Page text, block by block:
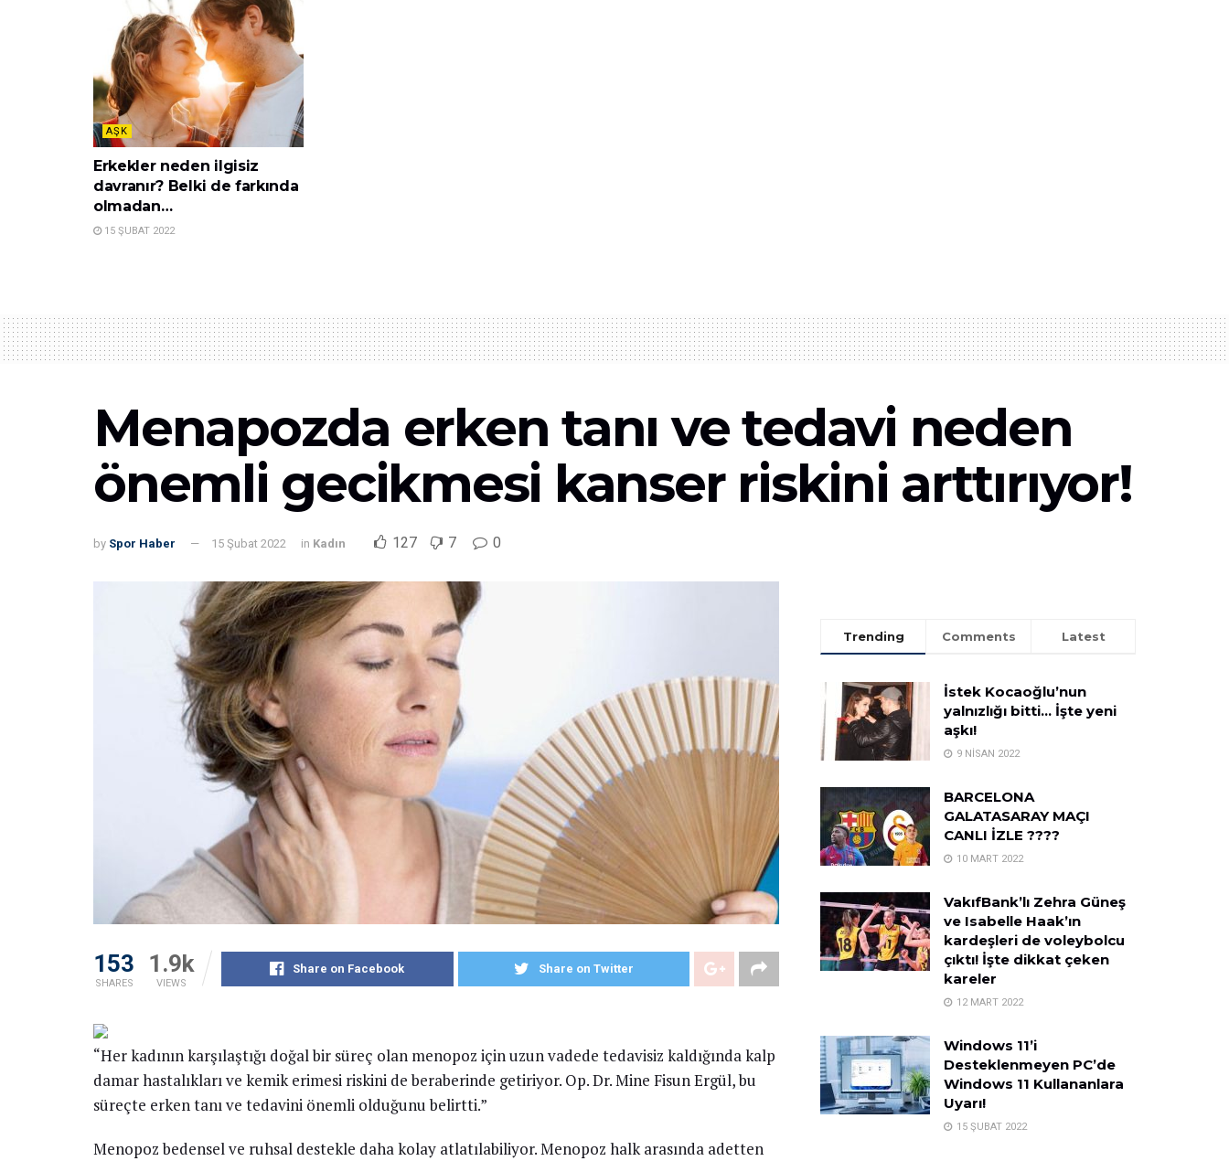
AŞK
Erkekler neden ilgisiz
davranır? Belki de farkında
olmadan…
15 ŞUBAT 2022
Menapozda erken tanı ve tedavi neden
önemli gecikmesi kanser riskini arttırıyor!
by Spor Haber 15 Şubat 2022 in Kadın 127 7 0
153
SHARES
1.9k
VIEWS
Share on Facebook Share on Twitter
“Her kadının karşılaştığı doğal bir süreç olan menopoz için uzun vadede tedavisiz kaldığında kalp
damar hastalıkları ve kemik erimesi riskini de beraberinde getiriyor. Op. Dr. Mine Fisun Ergül, bu
süreçte erken tanı ve tedavini önemli olduğunu belirtti.”
Menopoz bedensel ve ruhsal destekle daha kolay atlatılabiliyor. Menopoz halk arasında adetten
Trending Comments Latest
İstek Kocaoğlu’nun
yalnızlığı bitti… İşte yeni
aşkı!
9 NISAN 2022
BARCELONA
GALATASARAY MAÇI
CANLI İZLE ????
10 MART 2022
VakıfBank’lı Zehra Güneş
ve Isabelle Haak’ın
kardeşleri de voleybolcu
çıktı! İşte dikkat çeken
kareler
12 MART 2022
Windows 11’i
Desteklenmeyen PC’de
Windows 11 Kullananlara
Uyarı!
15 ŞUBAT 2022